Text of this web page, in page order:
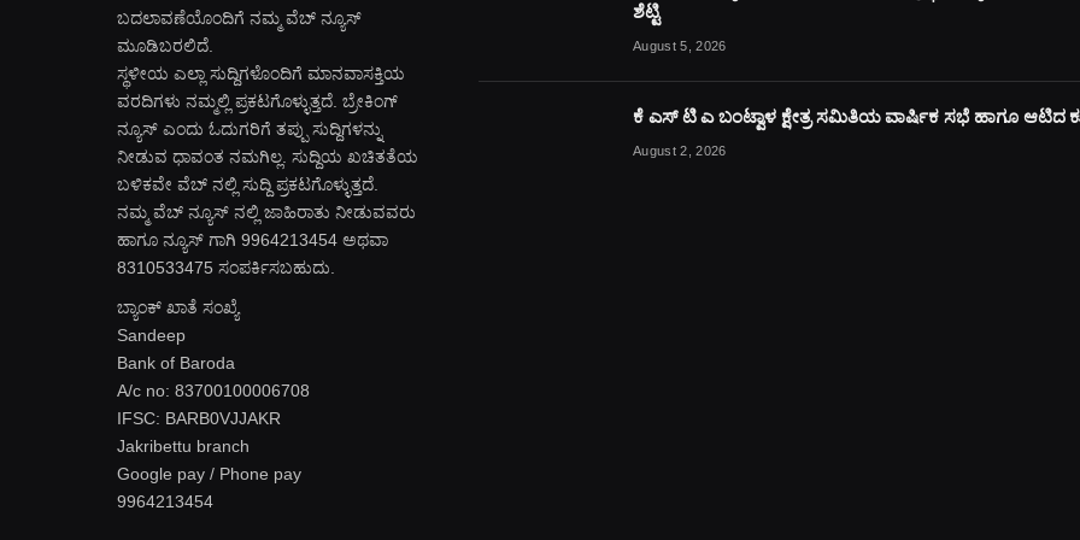
ಬದಲಾವಣೆಯೊಂದಿಗೆ ನಮ್ಮ ವೆಬ್ ನ್ಯೂಸ್
ಮೂಡಿಬರಲಿದೆ.
ಸ್ಥಳೀಯ ಎಲ್ಲಾ ಸುದ್ದಿಗಳೊಂದಿಗೆ ಮಾನವಾಸಕ್ತಿಯ
ವರದಿಗಳು ನಮ್ಮಲ್ಲಿ ಪ್ರಕಟಗೊಳ್ಳುತ್ತದೆ. ಬ್ರೇಕಿಂಗ್
ನ್ಯೂಸ್ ಎಂದು ಓದುಗರಿಗೆ ತಪ್ಪು ಸುದ್ದಿಗಳನ್ನು
ನೀಡುವ ಧಾವಂತ ನಮಗಿಲ್ಲ. ಸುದ್ದಿಯ ಖಚಿತತೆಯ
ಬಳಿಕವೇ ವೆಬ್ ನಲ್ಲಿ ಸುದ್ದಿ ಪ್ರಕಟಗೊಳ್ಳುತ್ತದೆ.
ನಮ್ಮ ವೆಬ್ ನ್ಯೂಸ್ ನಲ್ಲಿ ಜಾಹಿರಾತು ನೀಡುವವರು
ಹಾಗೂ ನ್ಯೂಸ್ ಗಾಗಿ 9964213454 ಅಥವಾ
8310533475 ಸಂಪರ್ಕಿಸಬಹುದು.
ಬ್ಯಾಂಕ್ ಖಾತೆ ಸಂಖ್ಯೆ
Sandeep
Bank of Baroda
A/c no: 83700100006708
IFSC: BARB0VJJAKR
Jakribettu branch
Google pay / Phone pay
9964213454
ಶೆಟ್ಟಿ
August 5, 2026
ಕೆ ಎಸ್ ಟಿ ಎ ಬಂಟ್ವಾಳ ಕ್ಷೇತ್ರ ಸಮಿತಿಯ ವಾರ್ಷಿಕ ಸಭೆ ಹಾಗೂ ಆಟಿದ
August 2, 2026